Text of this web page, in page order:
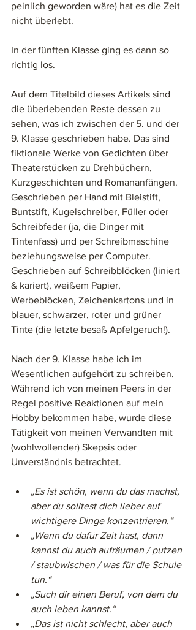
peinlich geworden wäre) hat es die Zeit
nicht überlebt.
In der fünften Klasse ging es dann so
richtig los.
Auf dem Titelbild dieses Artikels sind
die überlebenden Reste dessen zu
sehen, was ich zwischen der 5. und der
9. Klasse geschrieben habe. Das sind
fiktionale Werke von Gedichten über
Theaterstücken zu Drehbüchern,
Kurzgeschichten und Romananfängen.
Geschrieben per Hand mit Bleistift,
Buntstift, Kugelschreiber, Füller oder
Schreibfeder (ja, die Dinger mit
Tintenfass) und per Schreibmaschine
beziehungsweise per Computer.
Geschrieben auf Schreibblöcken (liniert
& kariert), weißem Papier,
Werbeblöcken, Zeichenkartons und in
blauer, schwarzer, roter und grüner
Tinte (die letzte besaß Apfelgeruch!).
Nach der 9. Klasse habe ich im
Wesentlichen aufgehört zu schreiben.
Während ich von meinen Peers in der
Regel positive Reaktionen auf mein
Hobby bekommen habe, wurde diese
Tätigkeit von meinen Verwandten mit
(wohlwollender) Skepsis oder
Unverständnis betrachtet.
„Es ist schön, wenn du das machst,
aber du solltest dich lieber auf
wichtigere Dinge konzentrieren.“
„Wenn du dafür Zeit hast, dann
kannst du auch aufräumen / putzen
/ staubwischen / was für die Schule
tun.“
„Such dir einen Beruf, von dem du
auch leben kannst.“
„Das ist nicht schlecht, aber auch